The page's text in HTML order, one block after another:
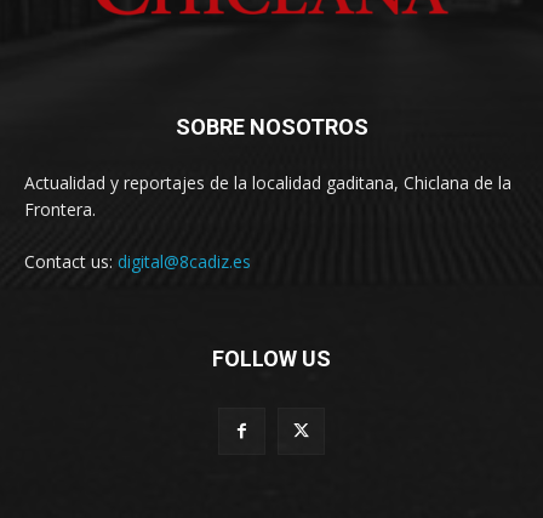
SOBRE NOSOTROS
Actualidad y reportajes de la localidad gaditana, Chiclana de la
Frontera.
Contact us: digital@8cadiz.es
FOLLOW US